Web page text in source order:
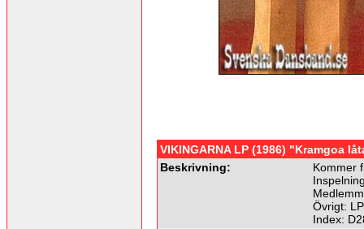
VIKINGARNA LP (1986) "Kramgoa
Beskrivning:
Kommer
Övrigt:
Index: